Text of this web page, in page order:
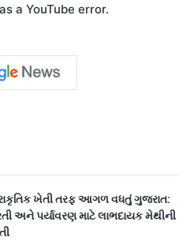
a YouTube error.
ખેતી તરફ આગળ વધતું ગુજરાત:
અને પર્યાવરણ માટે લાભદાયક મેથીની